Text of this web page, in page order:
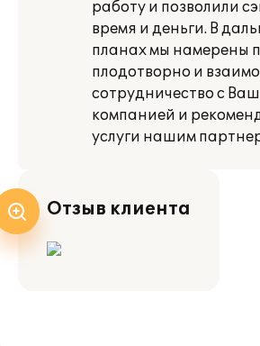
работу и позволили
время и деньги. В
планах мы намерены
плодотворно и
сотрудничество с
компанией и
услуги нашим
Отзыв клиента